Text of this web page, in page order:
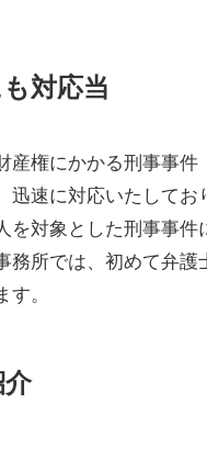
対応当
産権にかかる刑事事
迅速に対応いたして
を対象とした刑事事
務所では、初めて弁
す。
介